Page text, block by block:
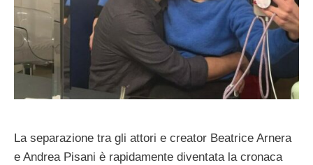
La separazione tra gli attori e creator Beatrice Arnera
e Andrea Pisani è rapidamente diventata la cronaca